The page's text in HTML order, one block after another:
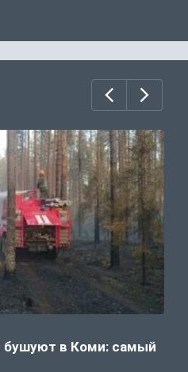
бушуют в Коми: самый